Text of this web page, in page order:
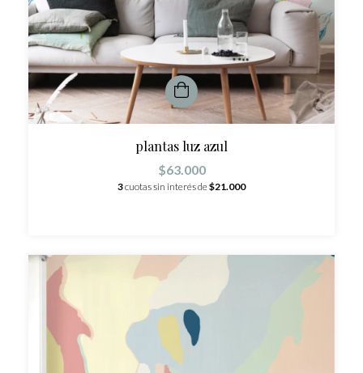
plantas luz azul
$63.000
3cuotas sin interés de$21.000